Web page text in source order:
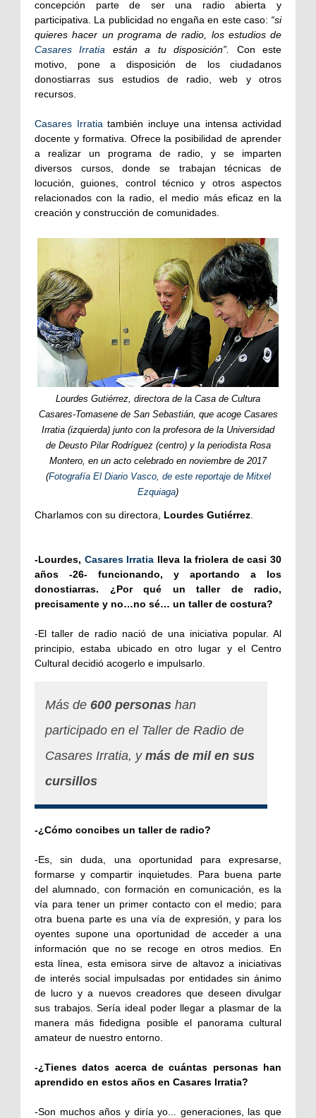
concepción parte de ser una radio abierta y
participativa. La publicidad no engaña en este caso: “si
quieres hacer un programa de radio, los estudios de
Casares Irratia están a tu disposición”.
Con este
motivo, pone a disposición de los ciudadanos
donostiarras sus estudios de radio, web y otros
recursos.
Casares Irratiatambién incluye una intensa actividad
docente y formativa. Ofrece la posibilidad de aprender
a realizar un programa de radio, y se imparten
diversos cursos, donde se trabajan técnicas de
locución, guiones, control técnico y otros aspectos
relacionados con la radio, el medio más eficaz en la
creación y construcción de comunidades.
Lourdes Gutiérrez, directora de la Casa de Cultura
Casares-Tomasene de San Sebastián, que acoge Casares
Irratia (izquierda) junto con la profesora de la Universidad
de Deusto Pilar Rodríguez (centro) y la periodista Rosa
Montero, en un acto celebrado en noviembre de 2017
(Fotografía El Diario Vasco, de este reportaje de Mitxel
Ezquiaga)
Charlamos con su directora, Lourdes Gutiérrez.
-Lourdes, Casares Irratia lleva la friolera de casi 30
años -26- funcionando, y aportando a los
donostiarras. ¿Por qué un taller de radio,
precisamente y no…no sé… un taller de costura?
-El taller de radio nació de una iniciativa popular. Al
principio, estaba ubicado en otro lugar y el Centro
Cultural decidió acogerlo e impulsarlo.
Más de 600 personas han
participado en el Taller de Radio de
Casares Irratia, y más de mil en sus
cursillos
-¿Cómo concibes un taller de radio?
-Es, sin duda, una oportunidad para expresarse,
formarse y compartir inquietudes. Para buena parte
del alumnado, con formación en comunicación, es la
vía para tener un primer contacto con el medio; para
otra buena parte es una vía de expresión, y para los
oyentes supone una oportunidad de acceder a una
información que no se recoge en otros medios. En
esta línea, esta emisora sirve de altavoz a iniciativas
de interés social impulsadas por entidades sin ánimo
de lucro y a nuevos creadores que deseen divulgar
sus trabajos. Sería ideal poder llegar a plasmar de la
manera más fidedigna posible el panorama cultural
amateur de nuestro entorno.
-¿Tienes datos acerca de cuántas personas han
aprendido en estos años en Casares Irratia?
-Son muchos años y diría yo... generaciones, las que